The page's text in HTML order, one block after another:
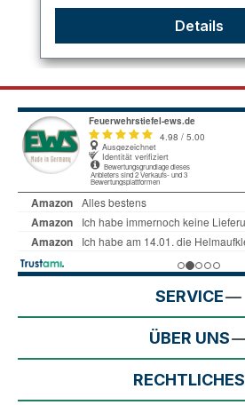
Details
SERVICE
ÜBER UNS
RECHTLICHES